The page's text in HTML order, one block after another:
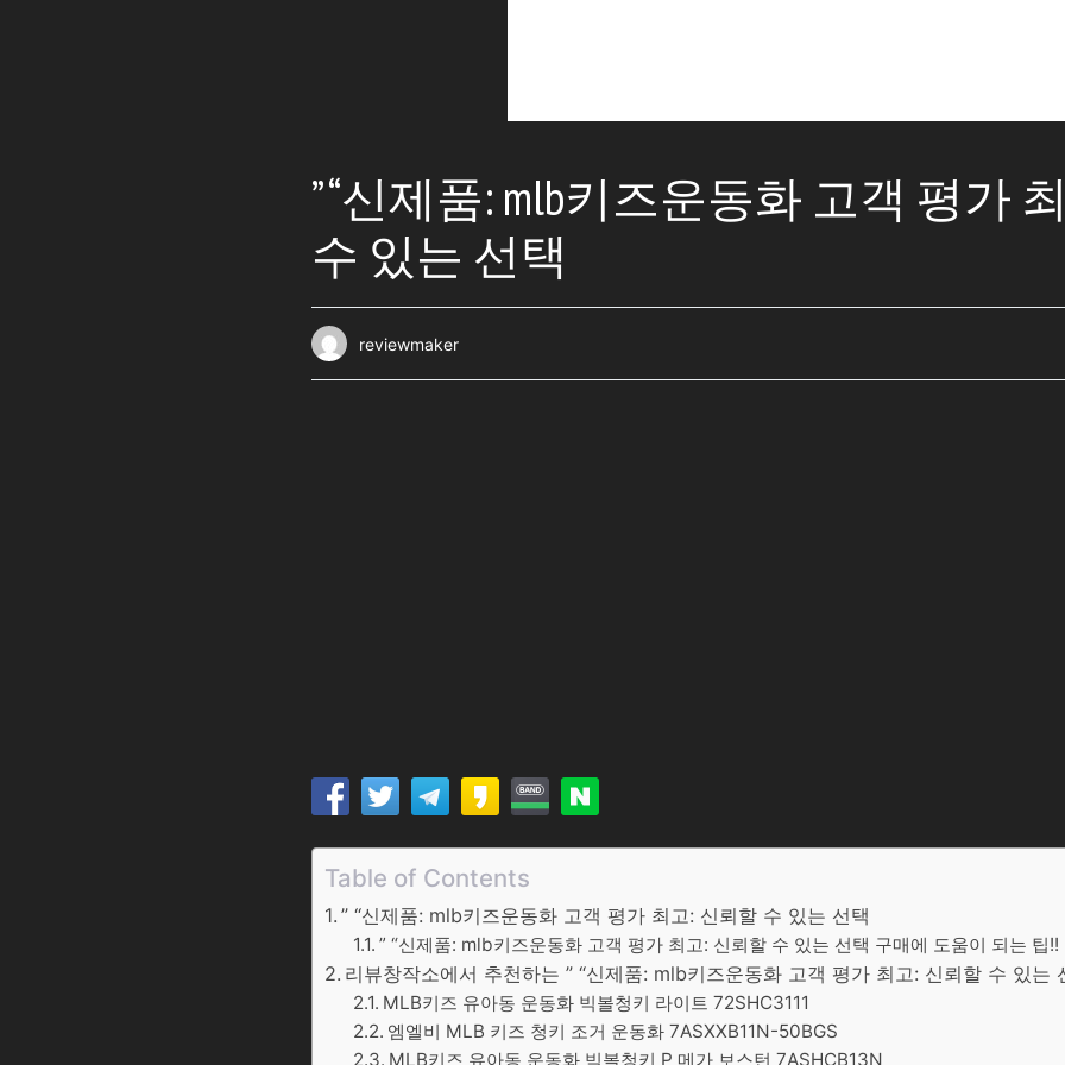
” “신제품: mlb키즈운동화 고객 평가
수 있는 선택
reviewmaker
Table of Contents
” “신제품: mlb키즈운동화 고객 평가 최고: 신뢰할 수 있는 선택
” “신제품: mlb키즈운동화 고객 평가 최고: 신뢰할 수 있는 선택 구매에 도움이 되는 팁!!
리뷰창작소에서 추천하는 ” “신제품: mlb키즈운동화 고객 평가 최고: 신뢰할 수 있는
MLB키즈 유아동 운동화 빅볼청키 라이트 72SHC3111
엠엘비 MLB 키즈 청키 조거 운동화 7ASXXB11N-50BGS
MLB키즈 유아동 운동화 빅볼청키 P 메가 보스턴 7ASHCB13N